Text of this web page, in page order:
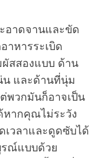
อาดจานและขัด
าหารระเบิด
สสองแบบ ด้าน
น และด้านที่นุ่ม
พวกมันก็อาจเป็น
ากคุณไม่ระวัง
เวลาและดูดซับได้
รณ์แบบด้วย